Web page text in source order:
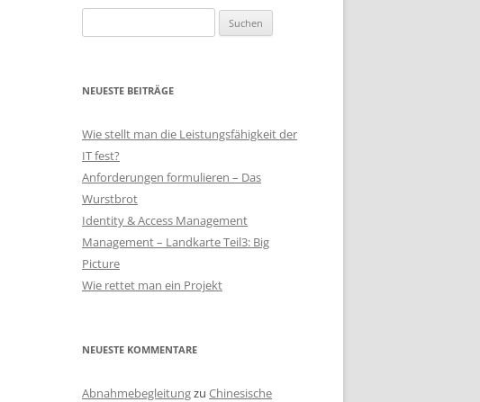
nach:
NEUESTE BEITRÄGE
Wie stellt man die Leistungsfähigkeit der
IT fest?
Anforderungen formulieren – Das
Wurstbrot
Identity & Access Management
Management – Landkarte Teil3: Big
Picture
Wie rettet man ein Projekt
NEUESTE KOMMENTARE
Abnahmebegleitungzu Chinesische